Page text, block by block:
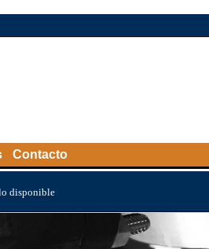
Contacto
disponible